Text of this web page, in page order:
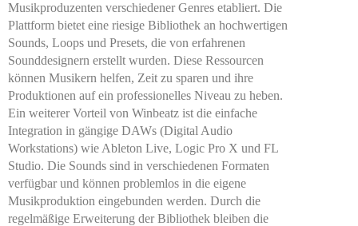
Musikproduzenten verschiedener Genres etabliert. Die
Plattform bietet eine riesige Bibliothek an hochwertigen
Sounds, Loops und Presets, die von erfahrenen
Sounddesignern erstellt wurden. Diese Ressourcen
können Musikern helfen, Zeit zu sparen und ihre
Produktionen auf ein professionelles Niveau zu heben.
Ein weiterer Vorteil von Winbeatz ist die einfache
Integration in gängige DAWs (Digital Audio
Workstations) wie Ableton Live, Logic Pro X und FL
Studio. Die Sounds sind in verschiedenen Formaten
verfügbar und können problemlos in die eigene
Musikproduktion eingebunden werden. Durch die
regelmäßige Erweiterung der Bibliothek bleiben die